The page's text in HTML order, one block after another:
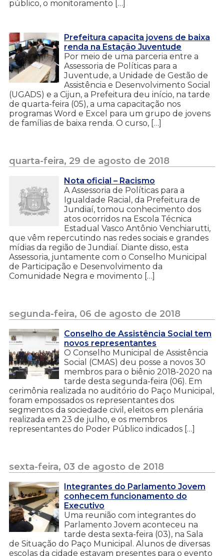
público, o monitoramento […]
Prefeitura capacita jovens de baixa
renda na Estação Juventude
Por meio de uma parceria entre a
Assessoria de Políticas para a
Juventude, a Unidade de Gestão de
Assistência e Desenvolvimento Social
(UGADS) e a Cijun, a Prefeitura deu início, na tarde
de quarta-feira (05), a uma capacitação nos
programas Word e Excel para um grupo de jovens
de famílias de baixa renda. O curso, […]
quarta-feira, 29 de agosto de 2018
Nota oficial – Racismo
A Assessoria de Políticas para a
Igualdade Racial, da Prefeitura de
Jundiaí, tomou conhecimento dos
atos ocorridos na Escola Técnica
Estadual Vasco Antônio Venchiarutti,
que vêm repercutindo nas redes sociais e grandes
mídias da região de Jundiaí. Diante disso, esta
Assessoria, juntamente com o Conselho Municipal
de Participação e Desenvolvimento da
Comunidade Negra e movimento […]
segunda-feira, 06 de agosto de 2018
Conselho de Assistência Social tem
novos representantes
O Conselho Municipal de Assistência
Social (CMAS) deu posse a novos 30
membros para o biênio 2018-2020 na
tarde desta segunda-feira (06). Em
cerimônia realizada no auditório do Paço Municipal,
foram empossados os representantes dos
segmentos da sociedade civil, eleitos em plenária
realizada em 23 de julho, e os membros
representantes do Poder Público indicados […]
sexta-feira, 03 de agosto de 2018
Integrantes do Parlamento Jovem
conhecem funcionamento do
Executivo
Uma reunião com integrantes do
Parlamento Jovem aconteceu na
tarde desta sexta-feira (03), na Sala
de Situação do Paço Municipal. Alunos de diversas
escolas da cidade estavam presentes para o evento